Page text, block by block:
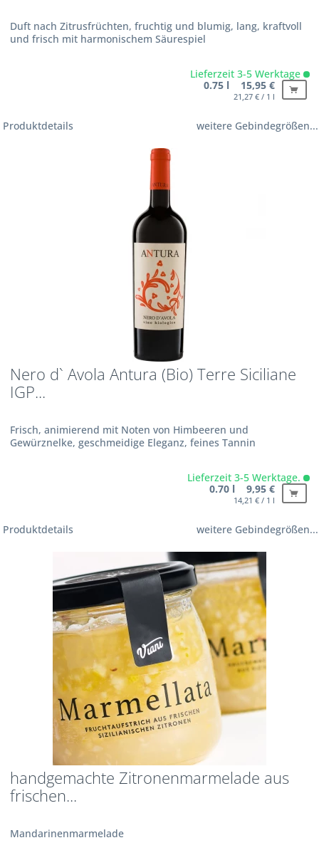
Duft nach Zitrusfrüchten, fruchtig und blumig, lang, kraftvoll
und frisch mit harmonischem Säurespiel
Lieferzeit 3-5 Werktage
0.75 l 15,95 €
21,27 € / 1 l
Produktdetails weitere Gebindegrößen...
Nero d` Avola Antura (Bio) Terre Siciliane
IGP...
Frisch, animierend mit Noten von Himbeeren und
Gewürznelke, geschmeidige Eleganz, feines Tannin
Lieferzeit 3-5 Werktage.
0.70 l 9,95 €
14,21 € / 1 l
Produktdetails weitere Gebindegrößen...
handgemachte Zitronenmarmelade aus
frischen...
Mandarinenmarmelade